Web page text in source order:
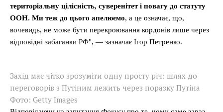
територіальну цілісність, суверенітет і повагу до статуту
ООН. Ми теж до цього апелюємо, а це означає, що,
вочевидь, не може бути перекроювання кордонів лише через
відповідні забаганки РФ", — зазначає Ігор Петренко.
Захід має чітко зрозуміти одну просту річ: шлях до
переговорів з Путіним лежить через поразку Путіна
Фото: Getty Images